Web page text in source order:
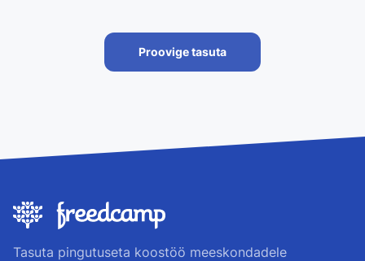
Proovige tasuta
Tasuta pingutuseta koostöö meeskondadele